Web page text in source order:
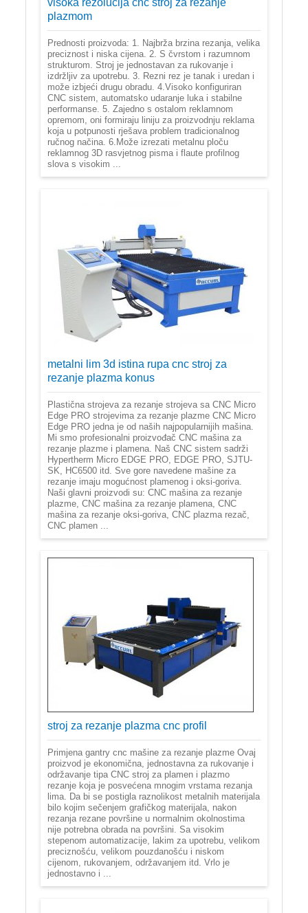
visoka rezolucija cnc stroj za rezanje
plazmom
Prednosti proizvoda: 1. Najbrža brzina rezanja, velika
preciznost i niska cijena. 2. S čvrstom i razumnom
strukturom. Stroj je jednostavan za rukovanje i
izdržljiv za upotrebu. 3. Rezni rez je tanak i uredan i
može izbjeći drugu obradu. 4.Visoko konfiguriran
CNC sistem, automatsko udaranje luka i stabilne
performanse. 5. Zajedno s ostalom reklamnom
opremom, oni formiraju liniju za proizvodnju reklama
koja u potpunosti rješava problem tradicionalnog
ručnog načina. 6.Može izrezati metalnu ploču
reklamnog 3D rasvjetnog pisma i flaute profilnog
slova s visokim ...
metalni lim 3d istina rupa cnc stroj za
rezanje plazma konus
Plastična strojeva za rezanje strojeva sa CNC Micro
Edge PRO strojevima za rezanje plazme CNC Micro
Edge PRO jedna je od naših najpopularnijih mašina.
Mi smo profesionalni proizvođač CNC mašina za
rezanje plazme i plamena. Naš CNC sistem sadrži
Hypertherm Micro EDGE PRO, EDGE PRO, SJTU-
SK, HC6500 itd. Sve gore navedene mašine za
rezanje imaju mogućnost plamenog i oksi-goriva.
Naši glavni proizvodi su: CNC mašina za rezanje
plazme, CNC mašina za rezanje plamena, CNC
mašina za rezanje oksi-goriva, CNC plazma rezač,
CNC plamen ...
stroj za rezanje plazma cnc profil
Primjena gantry cnc mašine za rezanje plazme Ovaj
proizvod je ekonomična, jednostavna za rukovanje i
održavanje tipa CNC stroj za plamen i plazmo
rezanje koja je posvećena mnogim vrstama rezanja
lima. Da bi se postigla raznolikost metalnih materijala
bilo kojim sečenjem grafičkog materijala, nakon
rezanja rezane površine u normalnim okolnostima
nije potrebna obrada na površini. Sa visokim
stepenom automatizacije, lakim za upotrebu, velikom
preciznošću, velikom pouzdanošću i niskom
cijenom, rukovanjem, održavanjem itd. Vrlo je
jednostavno i ...